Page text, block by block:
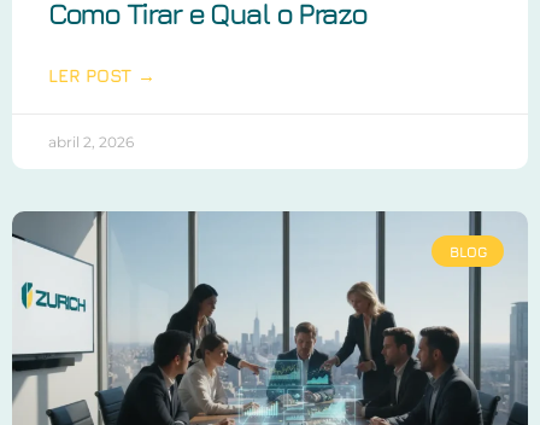
Como Tirar e Qual o Prazo
LER POST →
abril 2, 2026
BLOG